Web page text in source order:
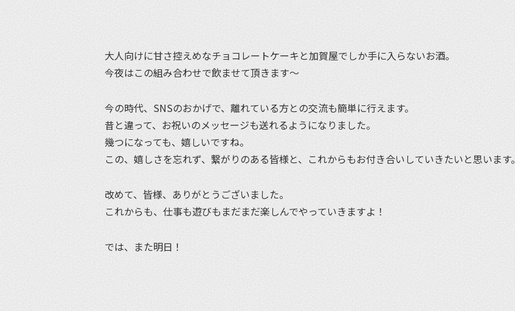
大人向けに甘さ控えめなチョコレートケーキと加賀屋でしか手に入らないお酒。
今夜はこの組み合わせで飲ませて頂きます〜
今の時代、SNSのおかげで、離れている方との交流も簡単に行えます。
昔と違って、お祝いのメッセージも送れるようになりました。
幾つになっても、嬉しいですね。
この、嬉しさを忘れず、繋がりのある皆様と、これからもお付き合いしていきたいと思います。
改めて、皆様、ありがとうございました。
これからも、仕事も遊びもまだまだ楽しんでやっていきますよ！
では、また明日！